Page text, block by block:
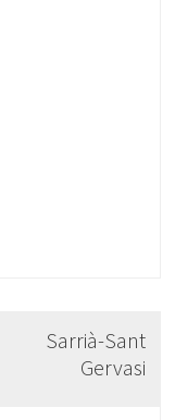
Sarrià-Sant
Gervasi